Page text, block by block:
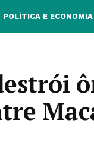
POLÍTICA E ECONOMIA